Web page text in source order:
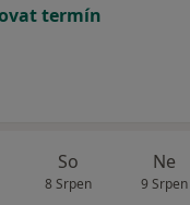
termín
So
8 Srpen
Ne
9 Srpen